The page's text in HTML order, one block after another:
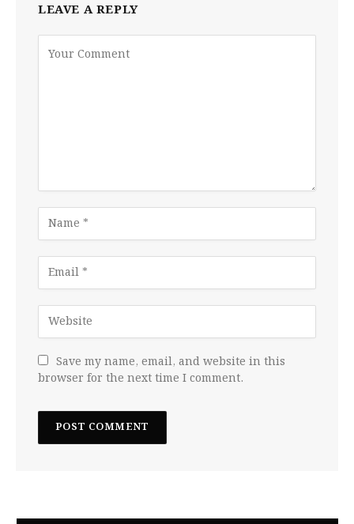
LEAVE A REPLY
Save my name, email, and website in this
browser for the next time I comment.